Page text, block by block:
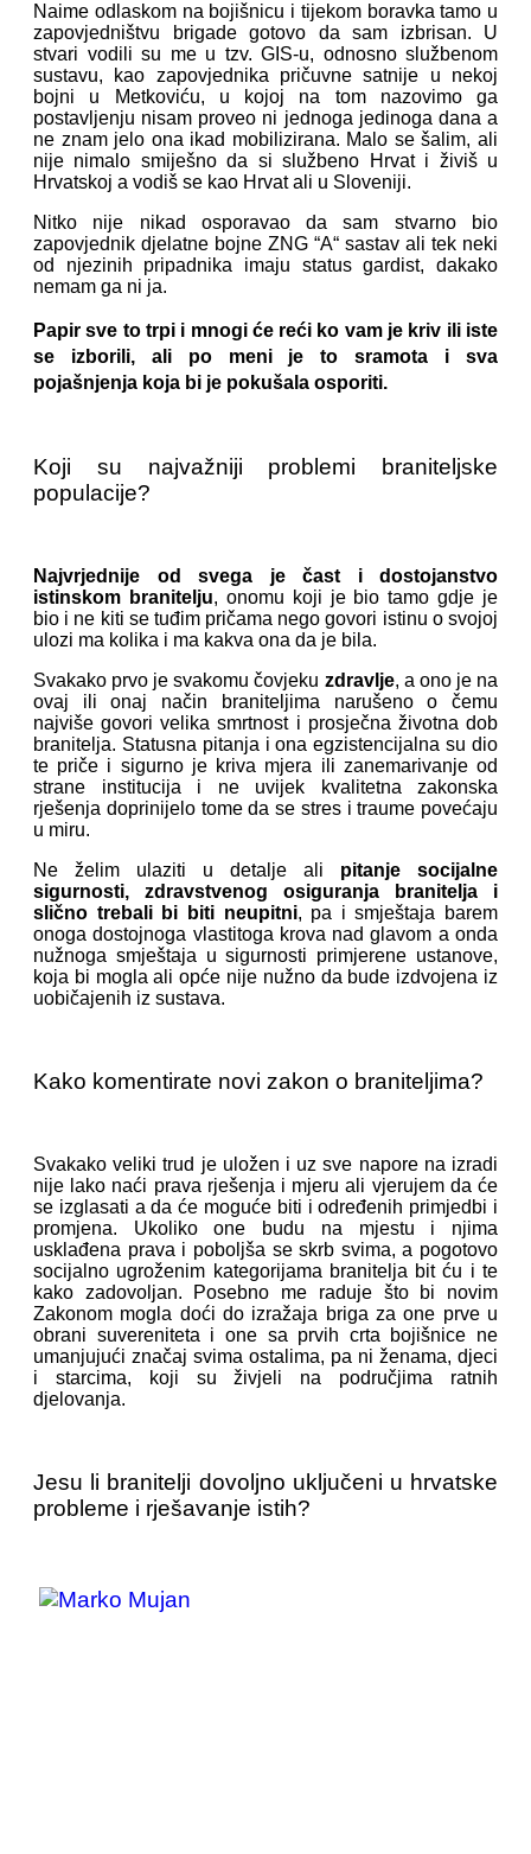
Naime odlaskom na bojišnicu i tijekom boravka tamo u
zapovjedništvu brigade gotovo da sam izbrisan. U
stvari vodili su me u tzv. GIS-u, odnosno službenom
sustavu, kao zapovjednika pričuvne satnije u nekoj
bojni u Metkoviću, u kojoj na tom nazovimo ga
postavljenju nisam proveo ni jednoga jedinoga dana a
ne znam jelo ona ikad mobilizirana. Malo se šalim, ali
nije nimalo smiješno da si službeno Hrvat i živiš u
Hrvatskoj a vodiš se kao Hrvat ali u Sloveniji.
Nitko nije nikad osporavao da sam stvarno bio
zapovjednik djelatne bojne ZNG “A“ sastav ali tek neki
od njezinih pripadnika imaju status gardist, dakako
nemam ga ni ja.
Papir sve to trpi i mnogi će reći ko vam je kriv ili iste
se izborili, ali po meni je to sramota i sva
pojašnjenja koja bi je pokušala osporiti.
Koji su najvažniji problemi braniteljske
populacije?
Najvrjednije od svega je čast i dostojanstvo
istinskom branitelju, onomu koji je bio tamo gdje je
bio i ne kiti se tuđim pričama nego govori istinu o svojoj
ulozi ma kolika i ma kakva ona da je bila.
Svakako prvo je svakomu čovjeku zdravlje, a ono je na
ovaj ili onaj način braniteljima narušeno o čemu
najviše govori velika smrtnost i prosječna životna dob
branitelja. Statusna pitanja i ona egzistencijalna su dio
te priče i sigurno je kriva mjera ili zanemarivanje od
strane institucija i ne uvijek kvalitetna zakonska
rješenja doprinijelo tome da se stres i traume povećaju
u miru.
Ne želim ulaziti u detalje ali pitanje socijalne
sigurnosti, zdravstvenog osiguranja branitelja i
slično trebali bi biti neupitni, pa i smještaja barem
onoga dostojnoga vlastitoga krova nad glavom a onda
nužnoga smještaja u sigurnosti primjerene ustanove,
koja bi mogla ali opće nije nužno da bude izdvojena iz
uobičajenih iz sustava.
Kako komentirate novi zakon o braniteljima?
Svakako veliki trud je uložen i uz sve napore na izradi
nije lako naći prava rješenja i mjeru ali vjerujem da će
se izglasati a da će moguće biti i određenih primjedbi i
promjena. Ukoliko one budu na mjestu i njima
usklađena prava i poboljša se skrb svima, a pogotovo
socijalno ugroženim kategorijama branitelja bit ću i te
kako zadovoljan. Posebno me raduje što bi novim
Zakonom mogla doći do izražaja briga za one prve u
obrani suvereniteta i one sa prvih crta bojišnice ne
umanjujući značaj svima ostalima, pa ni ženama, djeci
i starcima, koji su živjeli na područjima ratnih
djelovanja.
Jesu li branitelji dovoljno uključeni u hrvatske
probleme i rješavanje istih?